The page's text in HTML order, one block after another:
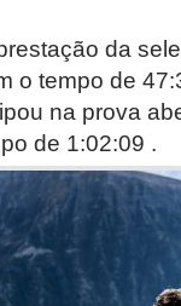
da
o tempo de
na prova
de 1:02:09 .